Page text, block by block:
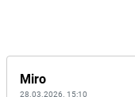
Miro
28.03.2026. 15:10